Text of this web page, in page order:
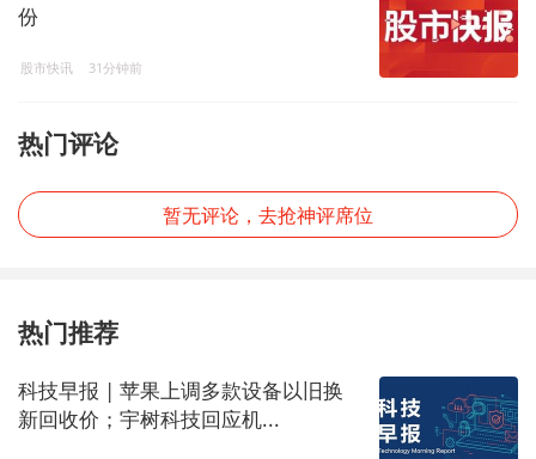
份
股市快讯 31分钟前
热门评论
暂无评论，去抢神评席位
热门推荐
科技早报 | 苹果上调多款设备以旧换
新回收价；宇树科技回应机...